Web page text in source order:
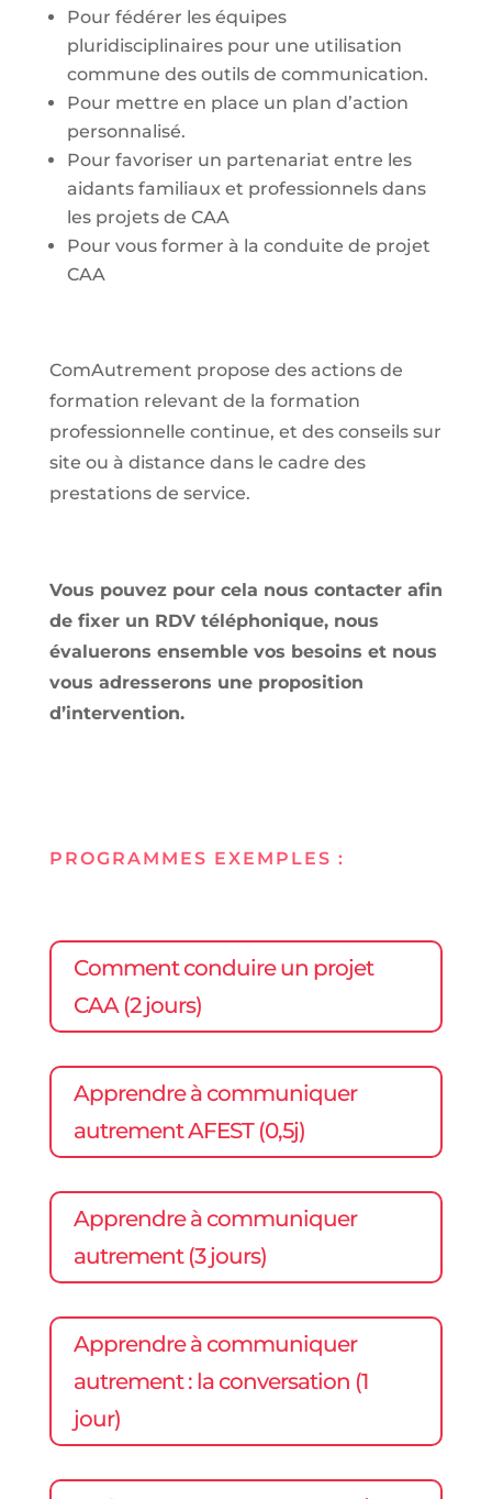
Pour fédérer les équipes
pluridisciplinaires pour une utilisation
commune des outils de communication.
Pour mettre en place un plan d’action
personnalisé.
Pour favoriser un partenariat entre les
aidants familiaux et professionnels dans
les projets de CAA
Pour vous former à la conduite de projet
CAA
ComAutrement propose des actions de
formation relevant de la formation
professionnelle continue, et des conseils sur
site ou à distance dans le cadre des
prestations de service.
Vous pouvez pour cela nous contacter afin
de fixer un RDV téléphonique, nous
évaluerons ensemble vos besoins et nous
vous adresserons une proposition
d’intervention.
PROGRAMMES EXEMPLES :
Comment conduire un projet
CAA (2 jours)
Apprendre à communiquer
autrement AFEST (0,5j)
Apprendre à communiquer
autrement (3 jours)
Apprendre à communiquer
autrement : la conversation (1
jour)